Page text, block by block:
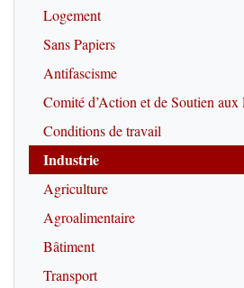
Logement
Sans Papiers
Antifascisme
Comité d’Action et de Soutien
Conditions de travail
Industrie
Agriculture
Agroalimentaire
Bâtiment
Transport